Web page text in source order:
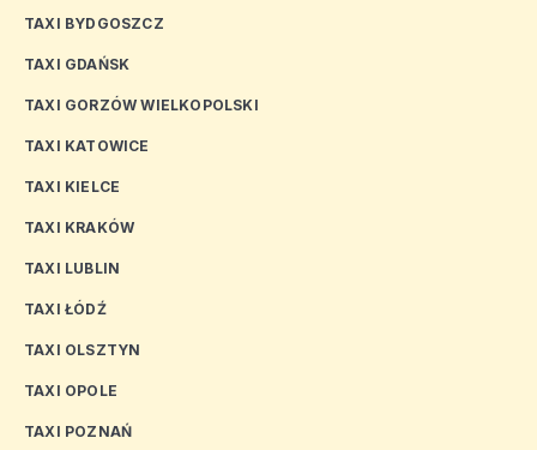
TAXI BYDGOSZCZ
TAXI GDAŃSK
TAXI GORZÓW WIELKOPOLSKI
TAXI KATOWICE
TAXI KIELCE
TAXI KRAKÓW
TAXI LUBLIN
TAXI ŁÓDŹ
TAXI OLSZTYN
TAXI OPOLE
TAXI POZNAŃ